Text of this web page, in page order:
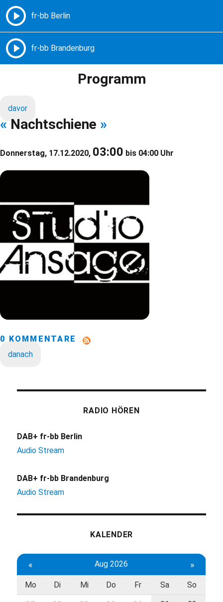
Freie Radios – Berlin Brandenburg
Programm
davor
« Nachtschiene »
Donnerstag, 17.12.2020, 03:00 bis 04:00 Uhr
0 KOMMENTARE
danach
RADIO HÖREN
DAB+ fr-bb Berlin
Audio Stream
DAB+ fr-bb Brandenburg
Audio Stream
KALENDER
« Aug 2026 »
Mo Di Mi Do Fr Sa So